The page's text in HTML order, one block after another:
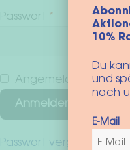
Passwort * Erforderlich
Angemeldet bleiben
Anmelden
Passwort vergessen?
10%
Du
und
nach
E-Mail